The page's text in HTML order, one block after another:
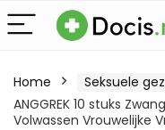
Home
Seksuele
ANGGREK 10 stuks
Volwassen Vrouwelijke